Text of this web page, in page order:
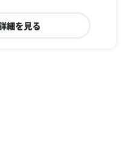
細を見る